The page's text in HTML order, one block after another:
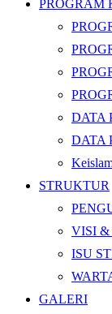
PROGRAM
DATA
DATA
STRUKTUR
VISI &
ISU
GALERI